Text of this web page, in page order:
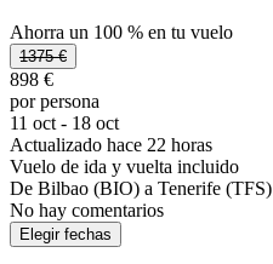
Ahorra un 100 % en tu vuelo
1375 €
898 €
por persona
11 oct - 18 oct
Actualizado hace 22 horas
Vuelo de ida y vuelta incluido
De Bilbao (BIO) a Tenerife (TFS)
No hay comentarios
Elegir fechas